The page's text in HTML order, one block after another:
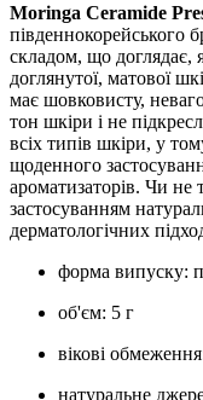
Moringa Ceramide
південнокорейського
складом, що доглядає,
доглянутої, матової
має шовковисту,
тон шкіри і не
всіх типів шкіри, у
щоденного
ароматизаторів. Чи не
застосуванням
дерматологічних
форма випуску:
об'єм: 5 г
вікові
натуральне